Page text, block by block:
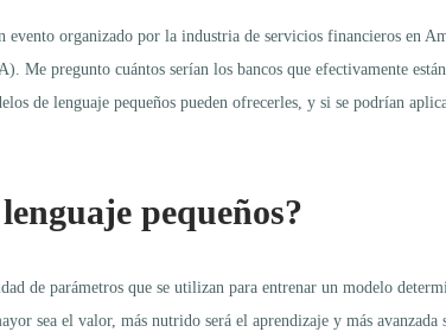
evento organizado por la industria de servicios financieros en
Me pregunto cuántos serían los bancos que efectivamente
de lenguaje pequeños pueden ofrecerles, y si se podrían
pequeños?
de parámetros que se utilizan para entrenar un modelo
sea el valor, más nutrido será el aprendizaje y más avanzada